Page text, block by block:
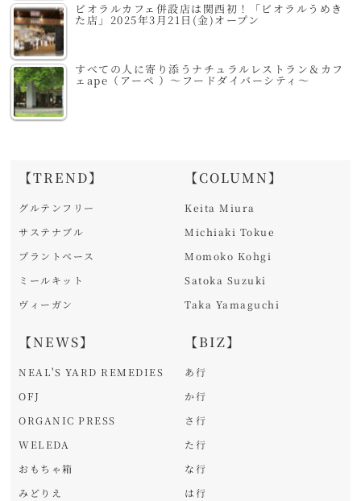
ビオラルカフェ併設店は関西初！「ビオラルうめき
た店」2025年3月21日(金)オープン
すべての人に寄り添うナチュラルレストラン＆カフ
ェape（アーペ ）～フードダイバーシティ～
【TREND】
グルテンフリー
サステナブル
プラントベース
ミールキット
ヴィーガン
【NEWS】
NEAL'S YARD REMEDIES
OFJ
ORGANIC PRESS
WELEDA
おもちゃ箱
みどりえ
【COLUMN】
Keita Miura
Michiaki Tokue
Momoko Kohgi
Satoka Suzuki
Taka Yamaguchi
【BIZ】
あ行
か行
さ行
た行
な行
は行